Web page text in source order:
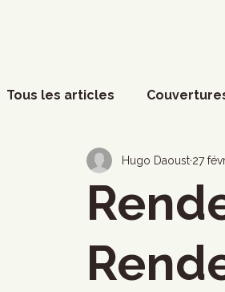
Tous les articles
Phénomènes sociaux
Musique
Hugo Daoust 27